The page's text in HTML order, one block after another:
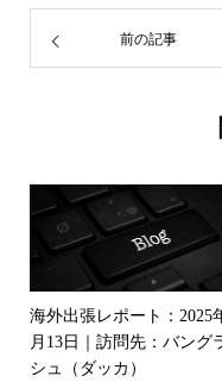
前の記事
海外出張レポート：2025
月13日｜訪問先：バング
シュ（ダッカ）